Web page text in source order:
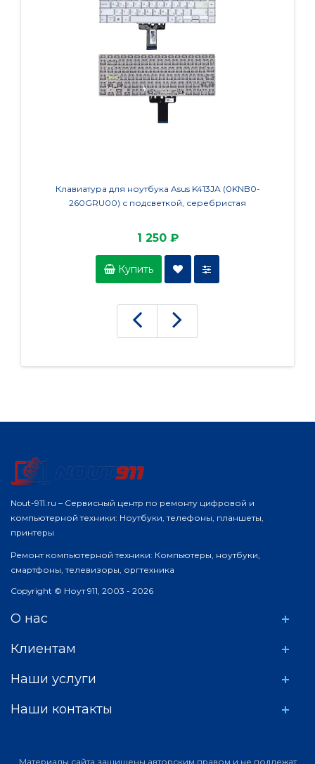
Клавиатура для ноутбука Asus K413JA (0KNB0-
260GRU00) с подсветкой, серебристая
1 250 ₽
Купить
Nout-911.ru – Сервисный центр по ремонту цифровой и
компьютерной техники: Ноутбуки, телефоны, планшеты,
принтеры
Ремонт компьютерной техники: Компьютеры, ноутбуки,
смартфоны, телевизоры, оргтехника
Copyright © Ноут 911, 2003 - 2026
О нас
Клиентам
Наши услуги
Наши контакты
Материалы сайта защищены авторским правом и не подлежат